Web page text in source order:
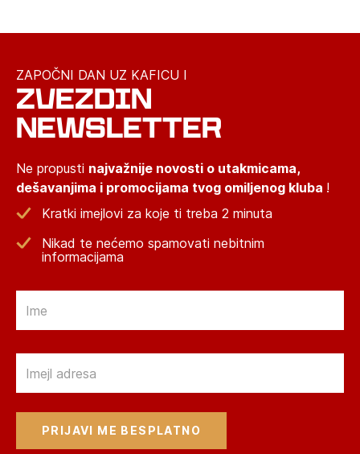
ZAPOČNI DAN UZ KAFICU I
ZVEZDIN
NEWSLETTER
Ne propusti najvažnije novosti o utakmicama,
dešavanjima i promocijama tvog omiljenog kluba !
Kratki imejlovi za koje ti treba 2 minuta
Nikad te nećemo spamovati nebitnim
informacijama